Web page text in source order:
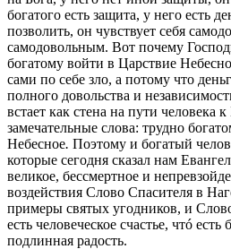
богатого есть защита, у него есть
позволить, он чувствует себя
самодовольным. Вот почему
богатому войти в Царствие
сами по себе зло, а потому что
полного довольства и
встает как стена на пути человека
замечательные слова: трудно
Небесное. Поэтому и богатый
которые сегодня сказал нам
великое, бессмертное и
воздействия Слово Спасителя в
примеры святых угодников, и
есть человеческое счастье, чтó есть
подлинная радость.